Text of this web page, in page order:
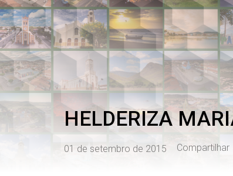
HELDERIZA
01 de setembro de 2015 Compartilhar